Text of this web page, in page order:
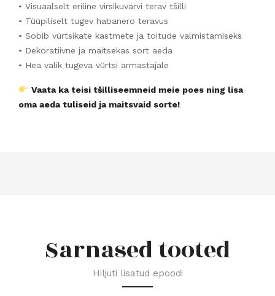
• Visuaalselt eriline virsikuvärvi terav tšilli
• Tüüpiliselt tugev habanero teravus
• Sobib vürtsikate kastmete ja toitude valmistamiseks
• Dekoratiivne ja maitsekas sort aeda
• Hea valik tugeva vürtsi armastajale
Vaata ka teisi tšilliseemneid meie poes ning lisa
oma aeda tuliseid ja maitsvaid sorte!
Sarnased tooted
Hiljuti lisatud epoodi